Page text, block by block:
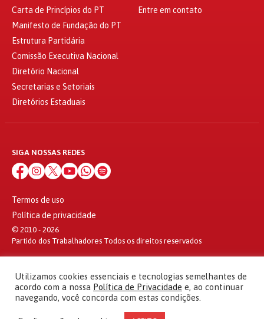
Carta de Princípios do PT
Manifesto de Fundação do PT
Estrutura Partidária
Comissão Executiva Nacional
Diretório Nacional
Secretarias e Setoriais
Diretórios Estaduais
Entre em contato
SIGA NOSSAS REDES
Termos de uso
Política de privacidade
© 2010 - 2026
Partido dos Trabalhadores Todos os direitos reservados
Utilizamos cookies essenciais e tecnologias semelhantes de
acordo com a nossa Política de Privacidade e, ao continuar
navegando, você concorda com estas condições.